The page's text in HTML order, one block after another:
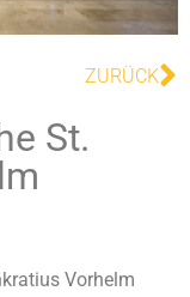
ZURÜCK
St.
Vorhelm